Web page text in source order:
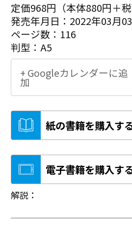
定価968円（本体880円＋税
発売年月日：2022年03月
ページ数：116
判型：A5
+ Googleカレンダーに追
加
紙の書籍を購入す
電子書籍を購入す
解説：